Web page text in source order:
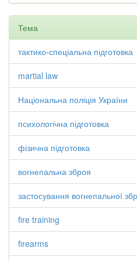
Тема
тактико-спеціальна підготовка
martial law
Національна поліція України
психологічна підготовка
фізична підготовка
вогнепальна зброя
застосування вогнепальної
fire training
firearms